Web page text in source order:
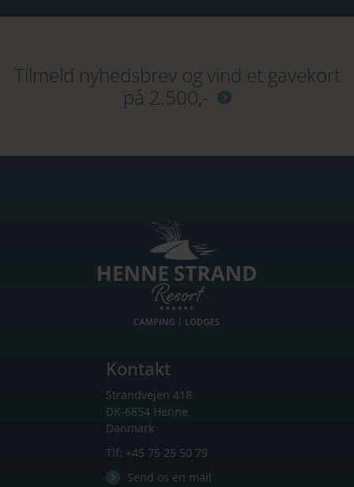
Tilmeld nyhedsbrev og vind et gavekort
på 2.500,-
Kontakt
Strandvejen 418
DK-6854 Henne
Danmark
Tlf: +45 75 25 50 79
Send os en mail